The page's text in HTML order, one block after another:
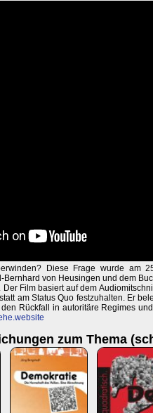
Diese Frage wurde am
von Heusingen und dem
Film basiert auf dem
am Status Quo festzuhalten. Er
Rückfall in autoritäre Regimes
zum Thema